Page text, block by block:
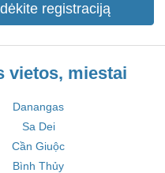
registraciją
vietos, miestai
Danangas
Sa Dei
Cần Giuộc
Bình Thủy